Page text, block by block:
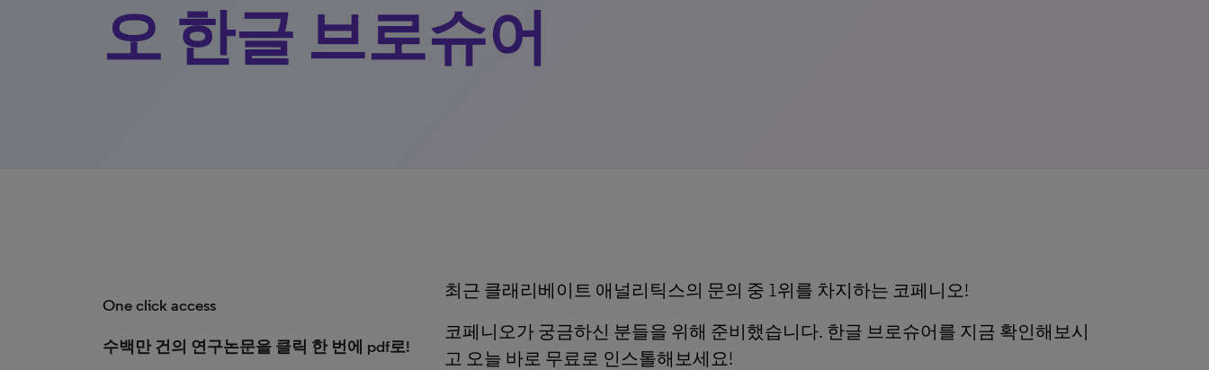
오 한글 브로슈어
One click access
수백만 건의 연구논문을 클릭 한 번에 pdf로!
최근 클래리베이트 애널리틱스의 문의 중 1위를 차지하는 코페니오!
코페니오가 궁금하신 분들을 위해 준비했습니다. 한글 브로슈어를 지금 확인해보시
고 오늘 바로 무료로 인스톨해보세요!